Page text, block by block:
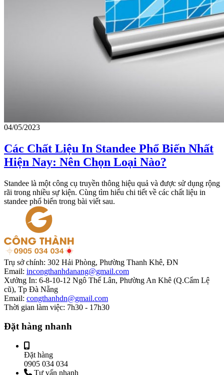
04/05/2023
Các Chất Liệu In Standee Phổ Biến Nhất
Hiện Nay: Nên Chọn Loại Nào?
Standee là một công cụ truyền thông hiệu quả và được sử dụng rộng
rãi trong nhiều sự kiện. Cùng tìm hiểu chi tiết về các chất liệu in
standee phổ biến trong bài viết sau.
Trụ sở chính: 302 Hải Phòng, Phường Thanh Khê, ĐN
Email: incongthanhdanang@gmail.com
Xưởng In: 6-8-10-12 Ngô Thế Lân, Phường An Khê (Q.Cẩm Lệ
cũ), Tp Đà Nẵng
Email: congthanhdn@gmail.com
Thời gian làm việc: 7h30 - 17h30
Đặt hàng nhanh
Đặt hàng
0905 034 034
Tư vấn nhanh